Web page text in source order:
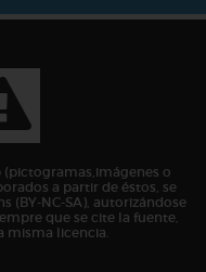
(pictogramas,imágenes o
a partir de éstos, se
(BY-NC-SA), autorizándose
que se cite la fuente,
misma licencia.